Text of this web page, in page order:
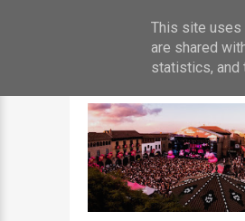
This site uses
are shared
statistics, and